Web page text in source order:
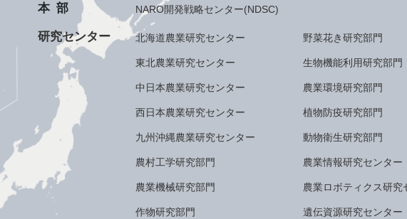
本部 NARO開発戦略センター(NDSC)
研究センター 北海道農業研究センター
東北農業研究センター
中日本農業研究センター
西日本農業研究センター
九州沖縄農業研究センター
農村工学研究部門
農業機械研究部門
作物研究部門
野菜花き研究部門
生物機能利用研究部門
農業環境研究部門
植物防疫研究部門
動物衛生研究部門
農業情報研究センター
農業ロボティクス研究
遺伝資源研究センター